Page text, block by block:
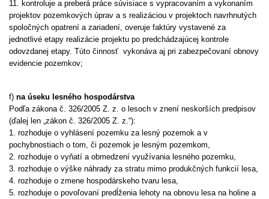
11. kontroluje a preberá práce súvisiace s vypracovaním a vykonaním
projektov pozemkových úprav a s realizáciou v projektoch navrhnutých
spoločných opatrení a zariadení, overuje faktúry vystavené za
jednotlivé etapy realizácie projektu po predchádzajúcej kontrole
odovzdanej etapy. Túto činnosť vykonáva aj pri zabezpečovaní obnovy
evidencie pozemkov;
f) na úseku lesného hospodárstva
Podľa zákona č. 326/2005 Z. z. o lesoch v znení neskorších predpisov
(ďalej len „zákon č. 326/2005 Z. z.“):
1. rozhoduje o vyhlásení pozemku za lesný pozemok a v
pochybnostiach o tom, či pozemok je lesným pozemkom,
2. rozhoduje o vyňatí a obmedzení využívania lesného pozemku,
3. rozhoduje o výške náhrady za stratu mimo produkčných funkcií lesa,
4. rozhoduje o zmene hospodárskeho tvaru lesa,
5. rozhoduje o povoľovaní predĺženia lehoty na obnovu lesa na holine a